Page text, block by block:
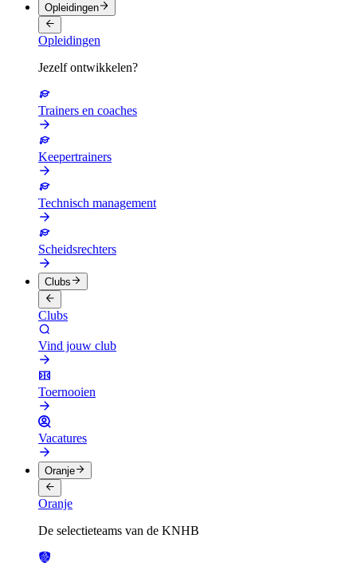
Opleidingen
Opleidingen
Jezelf ontwikkelen?
Trainers en coaches
Keepertrainers
Technisch management
Scheidsrechters
Clubs
Clubs
Vind jouw club
Toernooien
Vacatures
Oranje
Oranje
De selectieteams van de KNHB